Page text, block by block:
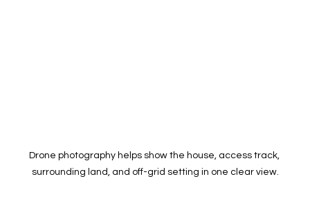
Drone photography helps show the house, access track,
surrounding land, and off-grid setting in one clear view.